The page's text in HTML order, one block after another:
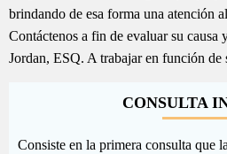
brindando de esa forma una atención
Contáctenos a fin de evaluar su
Jordan, ESQ. A trabajar en función de
CONSULTA
Consiste en la primera consulta que